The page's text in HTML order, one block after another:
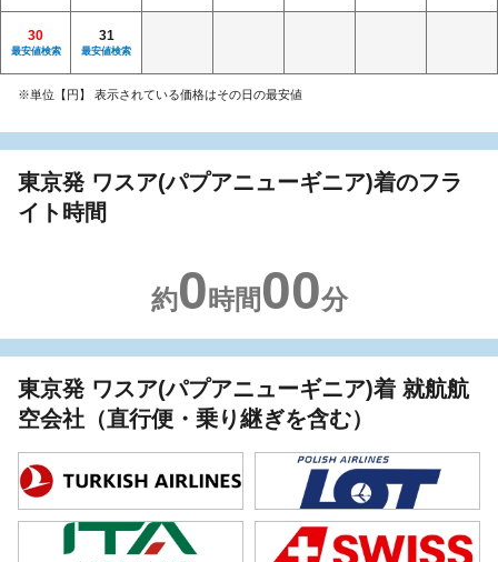
30
最安値検索
31
最安値検索
※単位【円】 表示されている価格はその日の最安値
東京発 ワスア(パプアニューギニア)着のフラ
イト時間
約0 時間00分
東京発 ワスア(パプアニューギニア)着 就航航
空会社（直行便・乗り継ぎを含む）